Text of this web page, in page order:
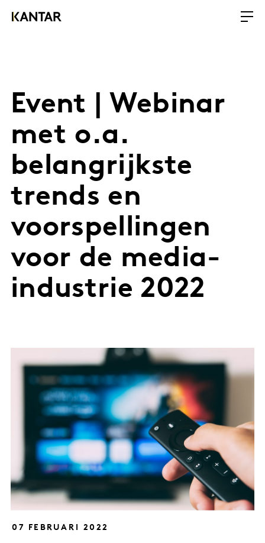
Event | Webinar
met o.a.
belangrijkste
trends en
voorspellingen
voor de media-
industrie 2022
07 FEBRUARI 2022